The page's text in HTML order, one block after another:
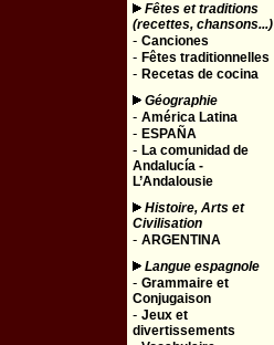
Fêtes et traditions
(recettes, chansons...)
- Canciones
- Fêtes traditionnelles
- Recetas de cocina
Géographie
- América Latina
- ESPAÑA
- La comunidad de
Andalucía -
L’Andalousie
Histoire, Arts et
Civilisation
- ARGENTINA
Langue espagnole
- Grammaire et
Conjugaison
- Jeux et
divertissements